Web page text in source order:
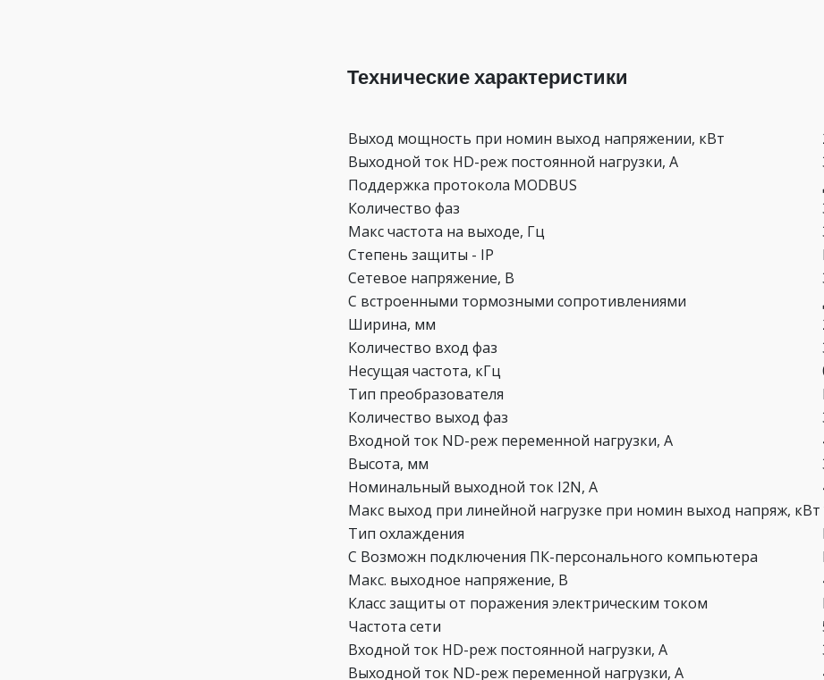
Технические характеристики
Выход мощность при номин выход напряжении, кВт
Выходной ток HD-реж постоянной нагрузки, А
Поддержка протокола MODBUS
Количество фаз
Макс частота на выходе, Гц
Степень защиты - IP
Сетевое напряжение, В
С встроенными тормозными сопротивлениями
Ширина, мм
Количество вход фаз
Несущая частота, кГц
Тип преобразователя
Количество выход фаз
Входной ток ND-реж переменной нагрузки, А
Высота, мм
Номинальный выходной ток I2N, А
Макс выход при линейной нагрузке при номин выход напряж, кВт
Тип охлаждения
С Возможн подключения ПК-персонального компьютера
Макс. выходное напряжение, В
Класс защиты от поражения электрическим током
I
Частота сети
Входной ток HD-реж постоянной нагрузки, А
Выходной ток ND-реж переменной нагрузки, А